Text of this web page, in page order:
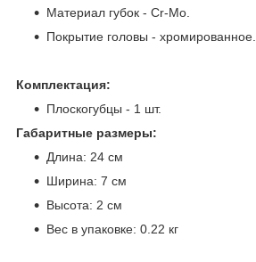
Материал губок - Cr-Mo.
Покрытие головы - хромированное.
Комплектация:
Плоскогубцы - 1 шт.
Габаритные размеры:
Длина: 24 см
Ширина: 7 см
Высота: 2 см
Вес в упаковке: 0.22 кг